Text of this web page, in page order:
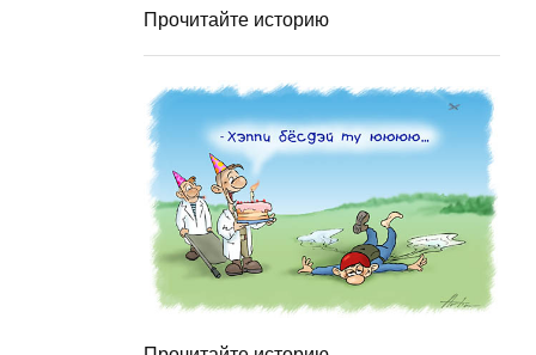
Прочитайте историю